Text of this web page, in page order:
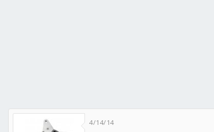
4/14/14